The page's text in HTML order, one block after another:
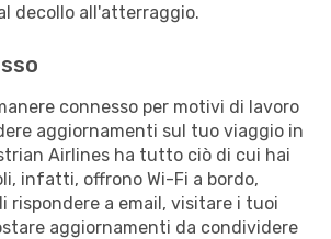
decollo all'atterraggio.
connesso per motivi di lavoro
aggiornamenti sul tuo viaggio in
Airlines ha tutto ciò di cui hai
infatti, offrono Wi-Fi a bordo,
rispondere a email, visitare i tuoi
aggiornamenti da condividere